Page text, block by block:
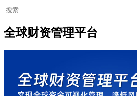
全球财资管理平台